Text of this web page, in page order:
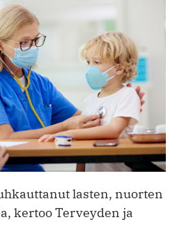
lasten, nuorten
kertoo Terveyden ja